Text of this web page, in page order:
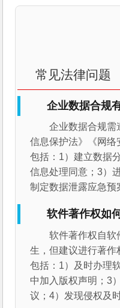
常见法律问题
企业数据合规
企业数据合规需
信息保护法》《网
包括：1）建立数据
信息处理同意；3）
制定数据泄露应急预
软件著作权如
软件著作权自软
生，但建议进行著
包括：1）及时办理
中加入版权声明；3
议；4）发现侵权及